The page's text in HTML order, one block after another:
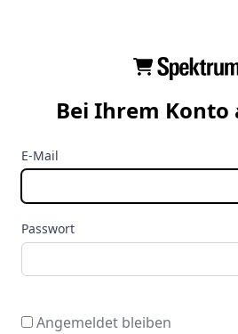
Bei Ihrem Konto
E-Mail
Passwort
Angemeldet bleiben